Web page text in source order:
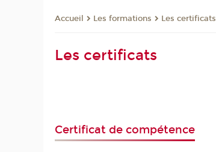
Accueil Les formations Les certificats
Les certificats
Certificat de compétence